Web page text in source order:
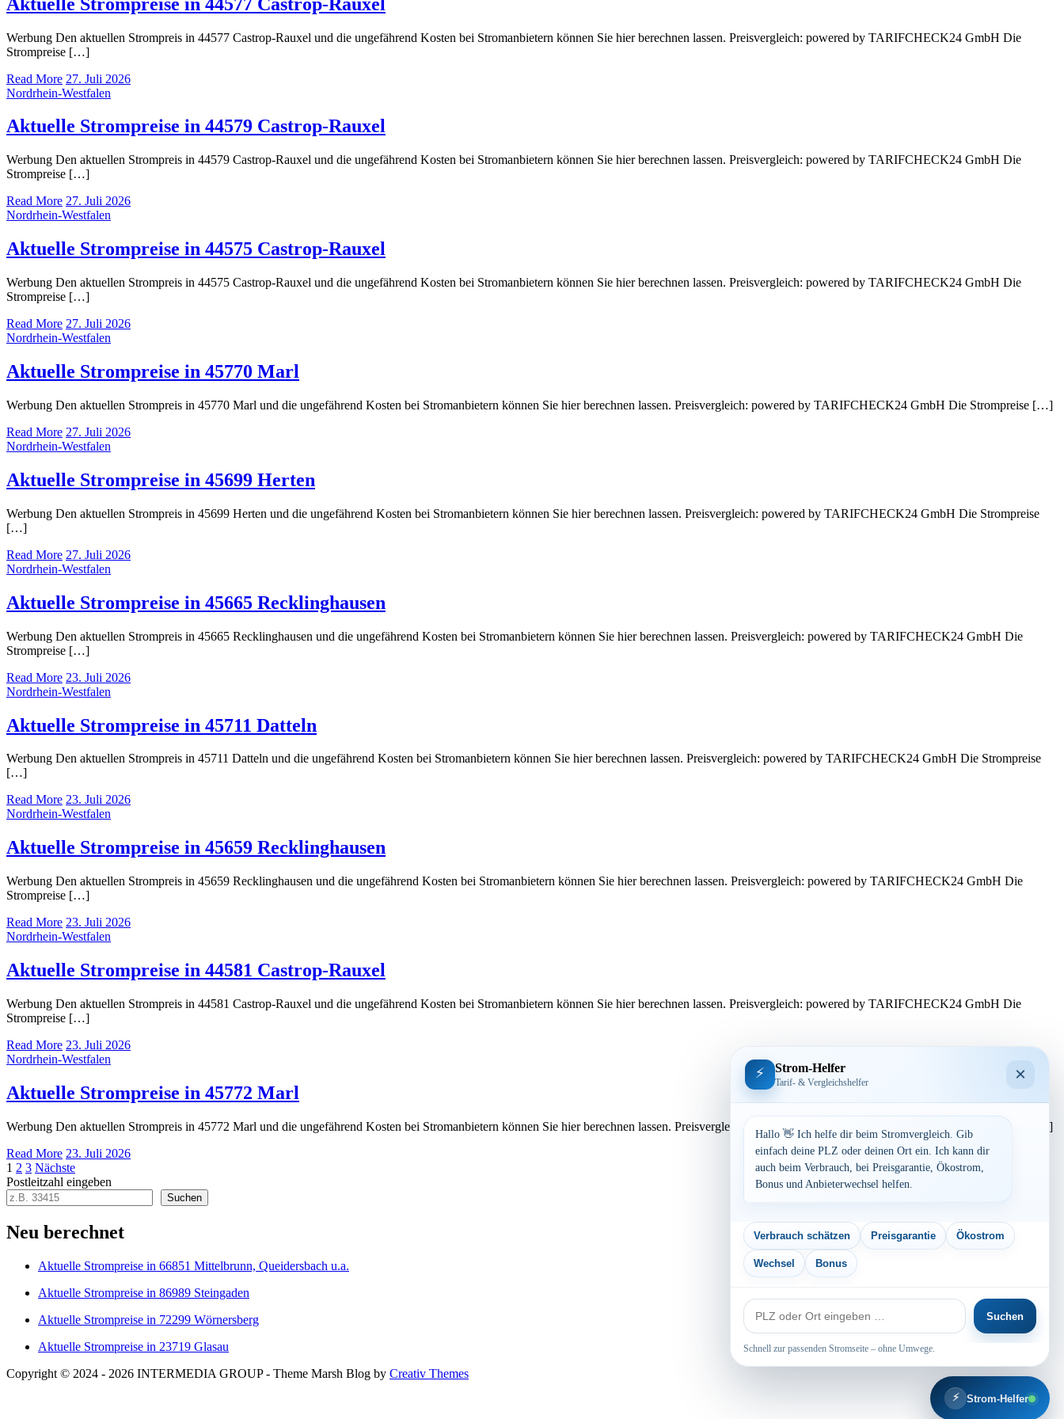
Werbung Den aktuellen Strompreis in 44577 Castrop-Rauxel und die ungefährend Kosten bei Stromanbietern können Sie hier berechnen lassen. Preisvergleich: powered by TARIFCHECK24 GmbH Die
Strompreise […]
Read More 27. Juli 2026
Nordrhein-Westfalen
Aktuelle Strompreise in 44579 Castrop-Rauxel
Werbung Den aktuellen Strompreis in 44579 Castrop-Rauxel und die ungefährend Kosten bei Stromanbietern können Sie hier berechnen lassen. Preisvergleich: powered by TARIFCHECK24 GmbH Die
Strompreise […]
Read More 27. Juli 2026
Nordrhein-Westfalen
Aktuelle Strompreise in 44575 Castrop-Rauxel
Werbung Den aktuellen Strompreis in 44575 Castrop-Rauxel und die ungefährend Kosten bei Stromanbietern können Sie hier berechnen lassen. Preisvergleich: powered by TARIFCHECK24 GmbH Die
Strompreise […]
Read More 27. Juli 2026
Nordrhein-Westfalen
Aktuelle Strompreise in 45770 Marl
Werbung Den aktuellen Strompreis in 45770 Marl und die ungefährend Kosten bei Stromanbietern können Sie hier berechnen lassen. Preisvergleich: powered by TARIFCHECK24 GmbH Die Strompreise […]
Read More 27. Juli 2026
Nordrhein-Westfalen
Aktuelle Strompreise in 45699 Herten
Werbung Den aktuellen Strompreis in 45699 Herten und die ungefährend Kosten bei Stromanbietern können Sie hier berechnen lassen. Preisvergleich: powered by TARIFCHECK24 GmbH Die Strompreise
[…]
Read More 27. Juli 2026
Nordrhein-Westfalen
Aktuelle Strompreise in 45665 Recklinghausen
Werbung Den aktuellen Strompreis in 45665 Recklinghausen und die ungefährend Kosten bei Stromanbietern können Sie hier berechnen lassen. Preisvergleich: powered by TARIFCHECK24 GmbH Die
Strompreise […]
Read More 23. Juli 2026
Nordrhein-Westfalen
Aktuelle Strompreise in 45711 Datteln
Werbung Den aktuellen Strompreis in 45711 Datteln und die ungefährend Kosten bei Stromanbietern können Sie hier berechnen lassen. Preisvergleich: powered by TARIFCHECK24 GmbH Die Strompreise
[…]
Read More 23. Juli 2026
Nordrhein-Westfalen
Aktuelle Strompreise in 45659 Recklinghausen
Werbung Den aktuellen Strompreis in 45659 Recklinghausen und die ungefährend Kosten bei Stromanbietern können Sie hier berechnen lassen. Preisvergleich: powered by TARIFCHECK24 GmbH Die
Strompreise […]
Read More 23. Juli 2026
Nordrhein-Westfalen
Aktuelle Strompreise in 44581 Castrop-Rauxel
Werbung Den aktuellen Strompreis in 44581 Castrop-Rauxel und die ungefährend Kosten bei Stromanbietern können Sie hier berechnen lassen. Preisvergleich: powered by TARIFCHECK24 GmbH Die
Strompreise […]
Read More 23. Juli 2026
Nordrhein-Westfalen
Aktuelle Strompreise in 45772 Marl
Werbung Den aktuellen Strompreis in 45772 Marl und die ungefährend Kosten bei Stromanbietern können Sie hier berechnen lassen. Preisvergleich: powered by TARIFCHECK24 GmbH Die Strompreise […]
Read More 23. Juli 2026
Seitennummerierung
der
Beiträge
1 2 3 Nächste
Postleitzahl eingeben
Suchen
Neu berechnet
Aktuelle Strompreise in 66851 Mittelbrunn, Queidersbach u.a.
Aktuelle Strompreise in 86989 Steingaden
Aktuelle Strompreise in 72299 Wörnersberg
Aktuelle Strompreise in 23719 Glasau
Copyright © 2024 - 2026 INTERMEDIA GROUP - Theme Marsh Blog by Creativ Themes
⚡ Strom-Helfer
⚡ Strom-Helfer
Tarif- & Vergleichshelfer ×
Hallo 👋 Ich helfe dir beim Stromvergleich. Gib
einfach deine PLZ oder deinen Ort ein. Ich kann dir
auch beim Verbrauch, bei Preisgarantie, Ökostrom,
Bonus und Anbieterwechsel helfen.
Verbrauch schätzen Preisgarantie Ökostrom
Wechsel Bonus
PLZ
oder
Ort
Suchen
Schnell zur passenden Stromseite – ohne Umwege.